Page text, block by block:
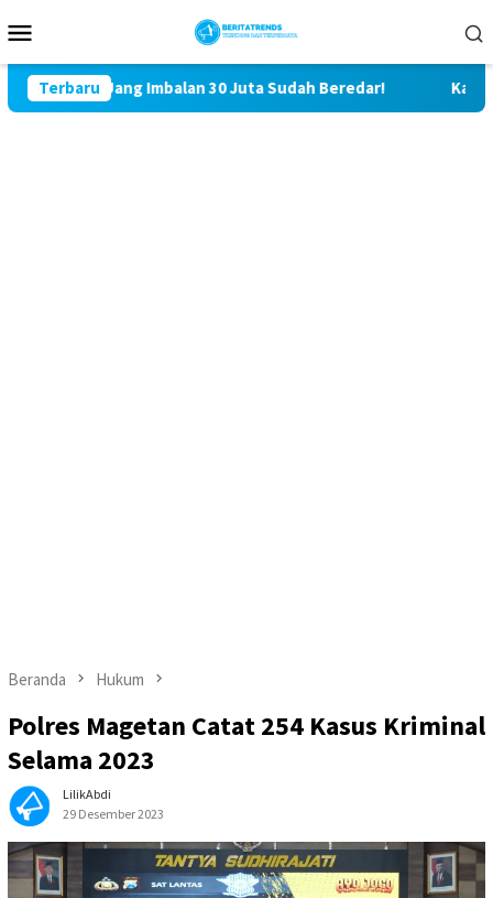
ke
Mobile
Terbaru
Uang Imbalan 30 Juta Sudah Beredar! Kasus
Beranda Hukum
Polres Magetan Catat 254 Kasus Kriminal
Selama 2023
LilikAbdi
29 Desember 2023